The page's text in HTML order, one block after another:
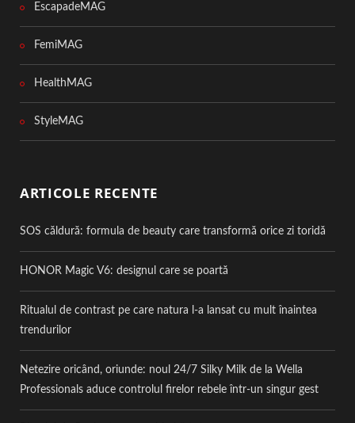
EscapadeMAG
FemiMAG
HealthMAG
StyleMAG
ARTICOLE RECENTE
SOS căldură: formula de beauty care transformă orice zi toridă
HONOR Magic V6: designul care se poartă
Ritualul de contrast pe care natura l-a lansat cu mult înaintea
trendurilor
Netezire oricând, oriunde: noul 24/7 Silky Milk de la Wella
Professionals aduce controlul firelor rebele într-un singur gest